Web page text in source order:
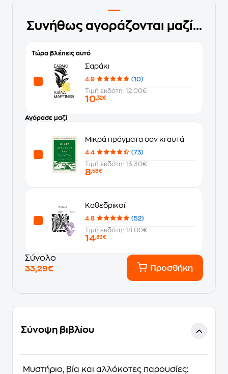
Συνήθως αγοράζονται μαζί...
Τώρα βλέπεις αυτό
Σαράκι
4.9
(10)
Τιμή εκδότη: 12.00€
10,32€
Αγόρασε μαζί
Μικρά πράγματα σαν κι αυτά
4.4
(73)
Τιμή εκδότη: 13.30€
8,58€
Καθεδρικοί
4.8
(52)
Τιμή εκδότη: 18.00€
14,39€
Σύνολο
33,29€
Προσθήκη
Σύνοψη βιβλίου
Μυστήριο, βία και αλλόκοτες παρουσίες: